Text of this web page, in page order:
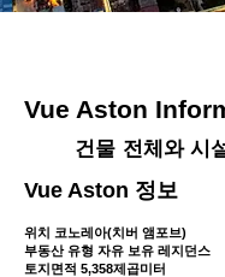
Vue Aston
건물 전체와 시
Vue Aston 정보
위치 코노레아(치버 앰포브)
부동산 유형 자유 보유 레지던스
토지면적 5,358제곱미터